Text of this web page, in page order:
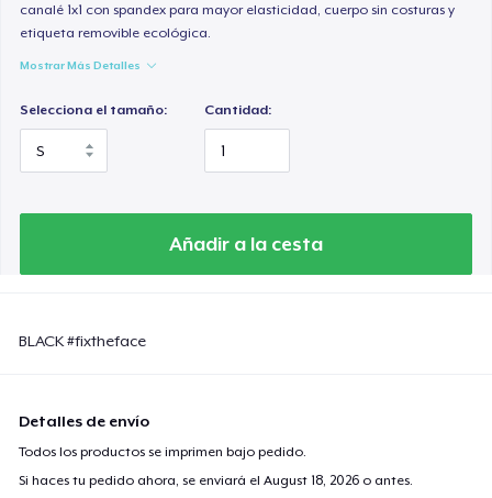
canalé 1x1 con spandex para mayor elasticidad, cuerpo sin costuras y
etiqueta removible ecológica.
Mostrar Más Detalles
Selecciona el tamaño: Cantidad:
Añadir a la cesta
BLACK #fixtheface
Detalles de envío
Todos los productos se imprimen bajo pedido.
Si haces tu pedido ahora, se enviará elAugust 18, 2026 o antes.